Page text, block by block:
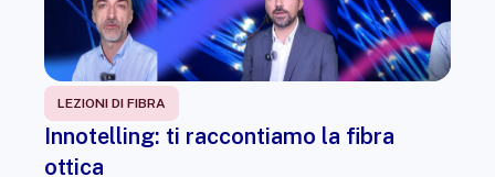
LEZIONI DI FIBRA
Innotelling: ti raccontiamo la fibra
ottica